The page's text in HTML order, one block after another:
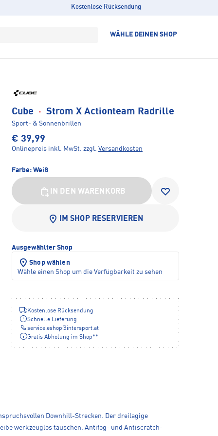
Kostenlose Rücksendung
WÄHLE DEINEN SHOP
Cube · Strom X Actionteam Radrille
Sport- & Sonnenbrillen
€ 39,99
Onlinepreis inkl. MwSt. zzgl. Versandkosten
Farbe: Weiß
IN DEN WARENKORB
IM SHOP RESERVIEREN
Ausgewählter Shop
Shop wählen
Wähle einen Shop um die Verfügbarkeit zu sehen
Kostenlose Rücksendung
Schnelle Lieferung
service.eshop@intersport.at
Gratis Abholung im Shop**
Downhill-Strecken. Der dreilagige
werkzeuglos tauschen. Antifog- und Antiscratch-